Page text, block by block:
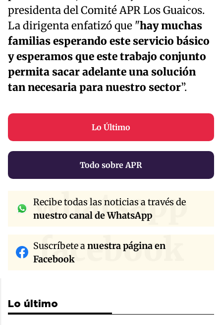
presidenta del Comité APR Los Guaicos.
La dirigenta enfatizó que "hay muchas
familias esperando este servicio básico
y esperamos que este trabajo conjunto
permita sacar adelante una solución
tan necesaria para nuestro sector”.
Lo Último
Todo sobre APR
whatsapp
Recibe todas las noticias a través de
nuestro canal de WhatsApp
facebook
Suscríbete anuestra página en
Facebook
Lo último